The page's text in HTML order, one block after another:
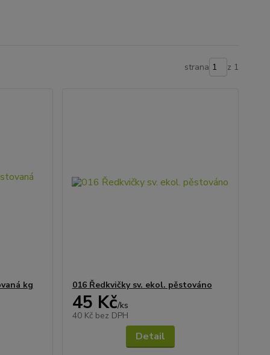
strana z 1
kg 016 Ředkvičky sv. ekol. pěstováno
45 Kč/ks
40 Kč bez DPH
Detail